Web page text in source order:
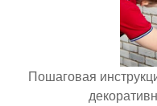
Пошаговая